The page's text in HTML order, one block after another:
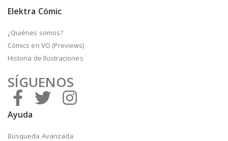
Elektra Cómic
¿Quiénes somos?
Cómics en VO (Previews)
Historia de Ilustraciones
SÍGUENOS
Ayuda
Búsqueda Avanzada